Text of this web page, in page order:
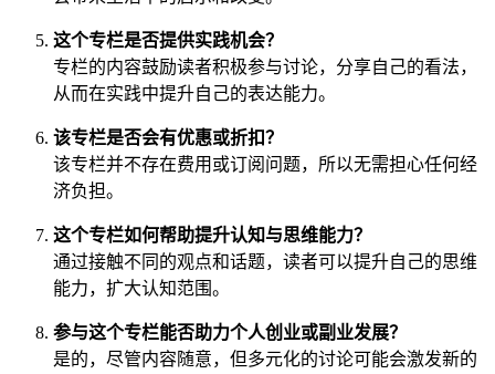
这个专栏是否提供实践机会？
专栏的内容鼓励读者积极参与讨论，分享自己的看法，
从而在实践中提升自己的表达能力。
该专栏是否会有优惠或折扣？
该专栏并不存在费用或订阅问题，所以无需担心任何经
济负担。
这个专栏如何帮助提升认知与思维能力？
通过接触不同的观点和话题，读者可以提升自己的思维
能力，扩大认知范围。
参与这个专栏能否助力个人创业或副业发展？
是的，尽管内容随意，但多元化的讨论可能会激发新的